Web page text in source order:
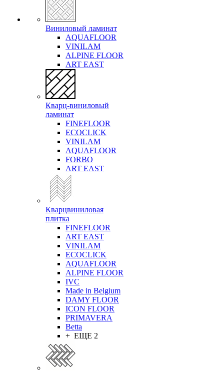
Виниловый ламинат
AQUAFLOOR
VINILAM
ALPINE FLOOR
ART EAST
Кварц-виниловый
ламинат
FINEFLOOR
ECOCLICK
VINILAM
AQUAFLOOR
FORBO
ART EAST
Кварцвиниловая
плитка
FINEFLOOR
ART EAST
VINILAM
ECOCLICK
AQUAFLOOR
ALPINE FLOOR
IVC
Made in Belgium
DAMY FLOOR
ICON FLOOR
PRIMAVERA
Betta
+ ЕЩЕ 2